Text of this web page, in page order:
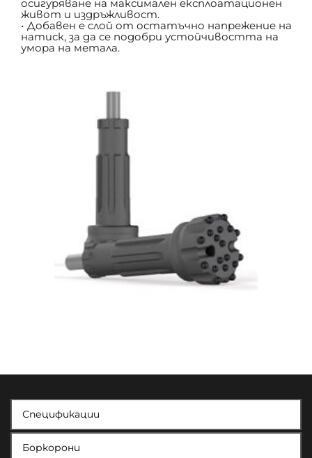
осигуряване на максимален експлоатационен
живот и издръжливост.
Добавен е слой от остатъчно напрежение на
натиск, за да се подобри устойчивостта на
умора на метала.
Спецификации
Боркорони